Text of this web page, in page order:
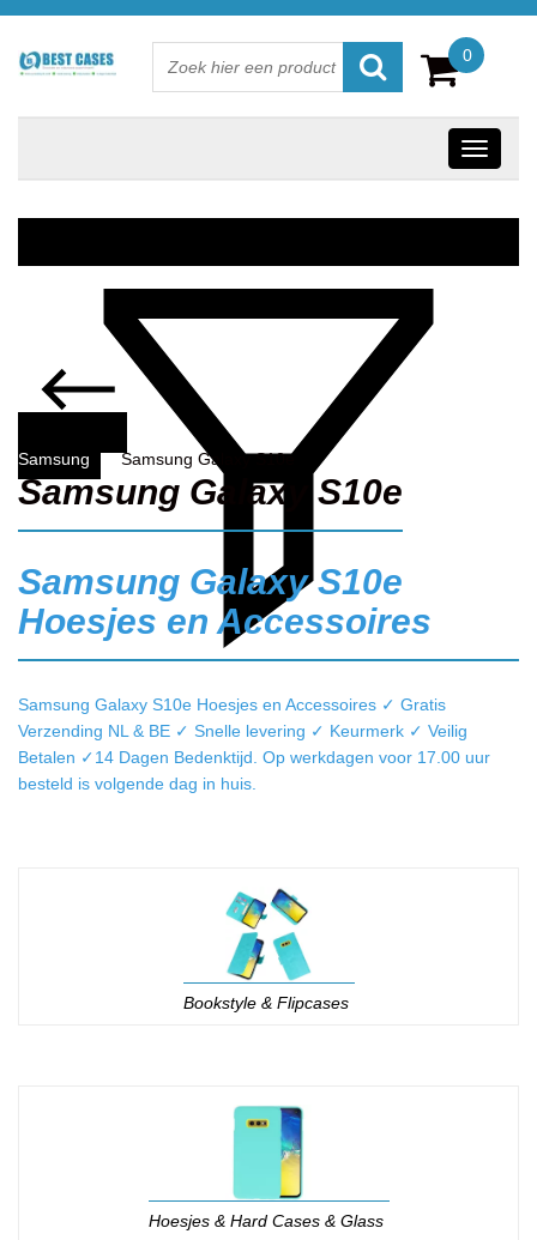
0
Filter
Samsung Samsung Galaxy S10e
Samsung Galaxy S10e
Samsung Galaxy S10e
Hoesjes en Accessoires
Samsung Galaxy S10e Hoesjes en Accessoires ✓ Gratis
Verzending NL & BE ✓ Snelle levering ✓ Keurmerk ✓ Veilig
Betalen ✓14 Dagen Bedenktijd. Op werkdagen voor 17.00 uur
besteld is volgende dag in huis.
Bookstyle & Flipcases
Hoesjes & Hard Cases & Glass